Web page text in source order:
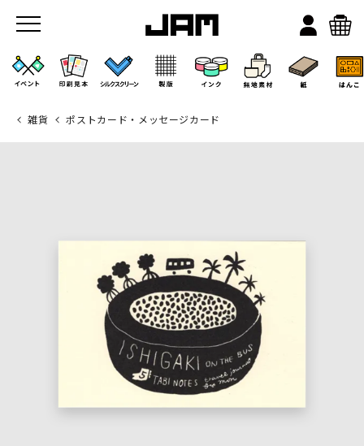
雑貨 ポストカード・メッセージカード